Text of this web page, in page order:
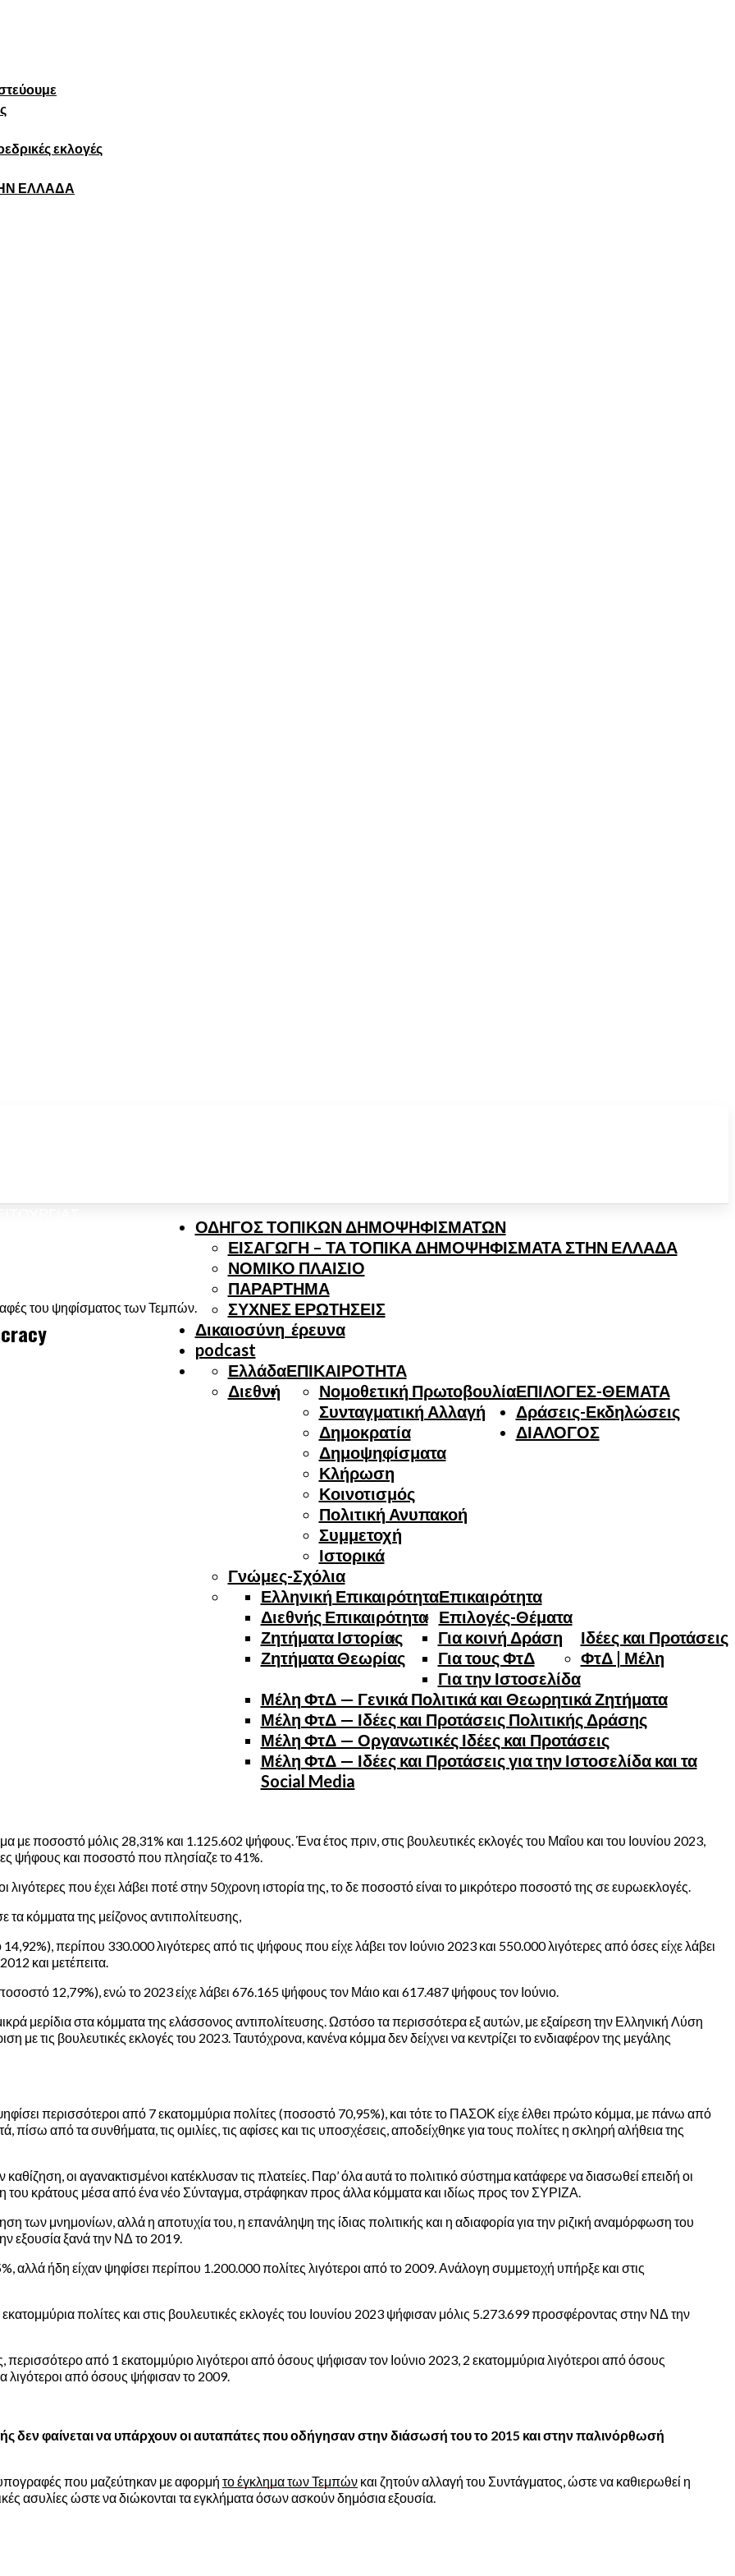
εκλογές
ΕΛΛΑΔΑ
ΟΔΗΓΟΣ ΤΟΠΙΚΩΝ ΔΗΜΟΨΗΦΙΣΜΑΤΩΝ
ΕΙΣΑΓΩΓΗ – ΤΑ ΤΟΠΙΚΑ ΔΗΜΟΨΗΦΙΣΜΑΤΑ ΣΤΗΝ ΕΛΛΑΔΑ
ΝΟΜΙΚΟ ΠΛΑΙΣΙΟ
ΠΑΡΑΡΤΗΜΑ
ΣΥΧΝΕΣ ΕΡΩΤΗΣΕΙΣ
Δικαιοσύνη_έρευνα
podcast
ΕΠΙΚΑΙΡΟΤΗΤΑ
Ελλάδα
Διεθνή
ΕΠΙΛΟΓΕΣ-ΘΕΜΑΤΑ
Νομοθετική Πρωτοβουλία
Συνταγματική Αλλαγή
Δημοκρατία
Δημοψηφίσματα
Κλήρωση
Κοινοτισμός
Πολιτική Ανυπακοή
Συμμετοχή
Ιστορικά
Δράσεις-Εκδηλώσεις
ΔΙΑΛΟΓΟΣ
Γνώμες-Σχόλια
Επικαιρότητα
Ελληνική Επικαιρότητα
Διεθνής Επικαιρότητα
Επιλογές-Θέματα
Ζητήματα Ιστορίας
Ζητήματα Θεωρίας
Ιδέες και Προτάσεις
Για κοινή Δράση
Για τους ΦτΔ
Για την Ιστοσελίδα
ΦτΔ | Μέλη
Μέλη ΦτΔ — Γενικά Πολιτικά και Θεωρητικά Ζητήματα
Μέλη ΦτΔ — Ιδέες και Προτάσεις Πολιτικής Δράσης
Μέλη ΦτΔ — Οργανωτικές Ιδέες και Προτάσεις
Μέλη ΦτΔ — Ιδέες και Προτάσεις για την Ιστοσελίδα και τα
Social Media
του ψηφίσματος των Τεμπών.
ποσοστό μόλις 28,31% και 1.125.602 ψήφους. Ένα έτος πριν, στις βουλευτικές εκλογές του Μαΐου και του Ιουνίου 2023,
ψήφους και ποσοστό που πλησίαζε το 41%.
λιγότερες που έχει λάβει ποτέ στην 50χρονη ιστορία της, το δε ποσοστό είναι το μικρότερο ποσοστό της σε ευρωεκλογές.
κόμματα της μείζονος αντιπολίτευσης,
περίπου 330.000 λιγότερες από τις ψήφους που είχε λάβει τον Ιούνιο 2023 και 550.000 λιγότερες από όσες είχε λάβει
και μετέπειτα.
12,79%), ενώ το 2023 είχε λάβει 676.165 ψήφους τον Μάιο και 617.487 ψήφους τον Ιούνιο.
μερίδια στα κόμματα της ελάσσονος αντιπολίτευσης. Ωστόσο τα περισσότερα εξ αυτών, με εξαίρεση την Ελληνική Λύση
με τις βουλευτικές εκλογές του 2023. Ταυτόχρονα, κανένα κόμμα δεν δείχνει να κεντρίζει το ενδιαφέρον της μεγάλης
περισσότεροι από 7 εκατομμύρια πολίτες (ποσοστό 70,95%), και τότε το ΠΑΣΟΚ είχε έλθει πρώτο κόμμα, με πάνω από
από τα συνθήματα, τις ομιλίες, τις αφίσες και τις υποσχέσεις, αποδείχθηκε για τους πολίτες η σκληρή αλήθεια της
οι αγανακτισμένοι κατέκλυσαν τις πλατείες. Παρ’ όλα αυτά το πολιτικό σύστημα κατάφερε να διασωθεί επειδή οι
κράτους μέσα από ένα νέο Σύνταγμα, στράφηκαν προς άλλα κόμματα και ιδίως προς τον ΣΥΡΙΖΑ.
των μνημονίων, αλλά η αποτυχία του, η επανάληψη της ίδιας πολιτικής και η αδιαφορία για την ριζική αναμόρφωση του
εξουσία ξανά την ΝΔ το 2019.
αλλά ήδη είχαν ψηφίσει περίπου 1.200.000 πολίτες λιγότεροι από το 2009. Ανάλογη συμμετοχή υπήρξε και στις
πολίτες και στις βουλευτικές εκλογές του Ιουνίου 2023 ψήφισαν μόλις 5.273.699 προσφέροντας στην ΝΔ την
περισσότερο από 1 εκατομμύριο λιγότεροι από όσους ψήφισαν τον Ιούνιο 2023, 2 εκατομμύρια λιγότεροι από όσους
λιγότεροι από όσους ψήφισαν το 2009.
δεν φαίνεται να υπάρχουν οι αυταπάτες που οδήγησαν στην διάσωσή του το 2015 και στην παλινόρθωσή
που μαζεύτηκαν με αφορμή το έγκλημα των Τεμπών και ζητούν αλλαγή του Συντάγματος, ώστε να καθιερωθεί η
ασυλίες ώστε να διώκονται τα εγκλήματα όσων ασκούν δημόσια εξουσία.